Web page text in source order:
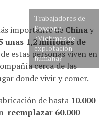
Foxconn
¿Víctimas de
explotación
humana?
importante deChina
unas 1,2 millones de
estas personas viven en
cerca de las
donde vivir y comer.
reemplazar 60.000